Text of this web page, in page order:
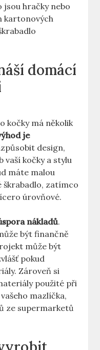
jsou hračky nebo
kartonových
domácí
kočky má několik
je
design,
vaší kočky a stylu
máte malou
škrabadlo, zatímco
úrovňové.
nákladů.
být finančně
může být
pokud
Zároveň si
použité při
mazlíčka,
ze supermarketů